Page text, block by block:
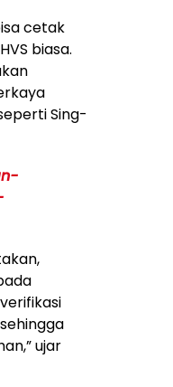
cetak
biasa.
Sing-
ujar